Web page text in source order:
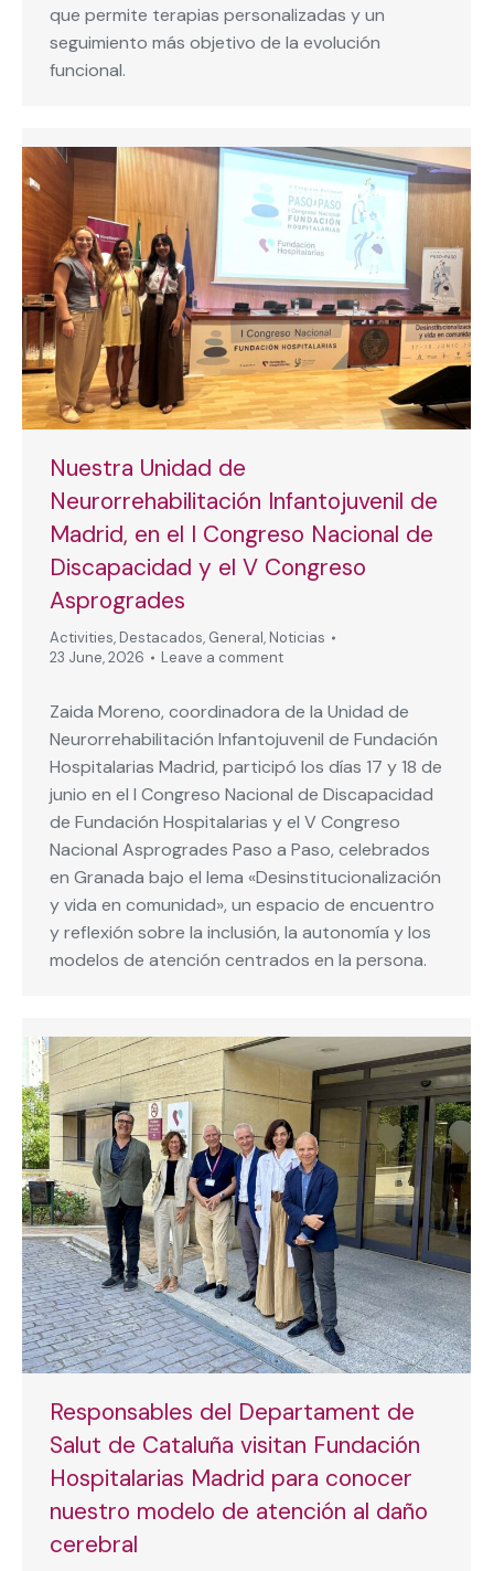
que permite terapias personalizadas y un
seguimiento más objetivo de la evolución
funcional.
Nuestra Unidad de
Neurorrehabilitación Infantojuvenil de
Madrid, en el I Congreso Nacional de
Discapacidad y el V Congreso
Asprogrades
Activities, Destacados, General, Noticias
23 June, 2026
Leave a comment
Zaida Moreno, coordinadora de la Unidad de
Neurorrehabilitación Infantojuvenil de Fundación
Hospitalarias Madrid, participó los días 17 y 18 de
junio en el I Congreso Nacional de Discapacidad
de Fundación Hospitalarias y el V Congreso
Nacional Asprogrades Paso a Paso, celebrados
en Granada bajo el lema «Desinstitucionalización
y vida en comunidad», un espacio de encuentro
y reflexión sobre la inclusión, la autonomía y los
modelos de atención centrados en la persona.
Responsables del Departament de
Salut de Cataluña visitan Fundación
Hospitalarias Madrid para conocer
nuestro modelo de atención al daño
cerebral